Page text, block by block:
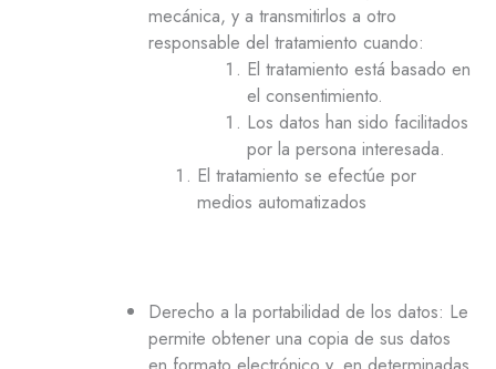
mecánica, y a transmitirlos a otro
responsable del tratamiento cuando:
El tratamiento está basado en
el consentimiento.
Los datos han sido facilitados
por la persona interesada.
El tratamiento se efectúe por
medios automatizados
Derecho a la portabilidad de los datos: Le
permite obtener una copia de sus datos